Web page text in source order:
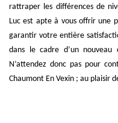
rattraper les différences de
Luc est apte à vous offrir une
garantir votre entière
dans le cadre d’un
N’attendez donc pas pour
Chaumont En Vexin ; au plaisir